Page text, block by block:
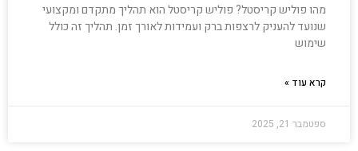
מהו פוליש קריסטל? פוליש קריסטל הוא תהליך מתקדם ומקצועי
שנועד להעניק לרצפות ברק ועמידות לאורך זמן. תהליך זה כולל
שימוש
קרא עוד »
ספטמבר 21, 2025